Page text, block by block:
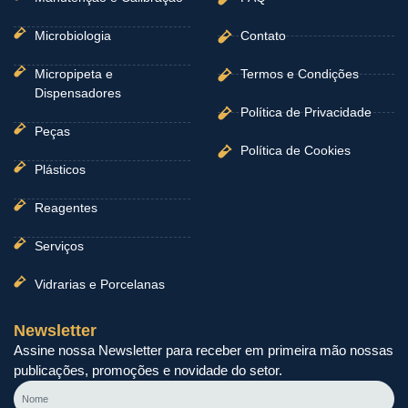
Microbiologia
Micropipeta e
Dispensadores
Peças
Plásticos
Reagentes
Serviços
Vidrarias e Porcelanas
Contato
Termos e Condições
Política de Privacidade
Política de Cookies
Newsletter
Assine nossa Newsletter para receber em primeira mão nossas
publicações, promoções e novidade do setor.
Nome